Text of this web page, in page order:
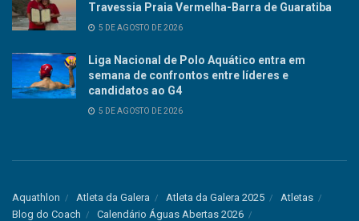
Travessia Praia Vermelha-Barra de Guaratiba
5 DE AGOSTO DE 2026
Liga Nacional de Polo Aquático entra em
semana de confrontos entre líderes e
candidatos ao G4
5 DE AGOSTO DE 2026
Aquathlon Atleta da Galera Atleta da Galera 2025
Atletas
Blog do Coach
Calendário Águas Abertas 2026